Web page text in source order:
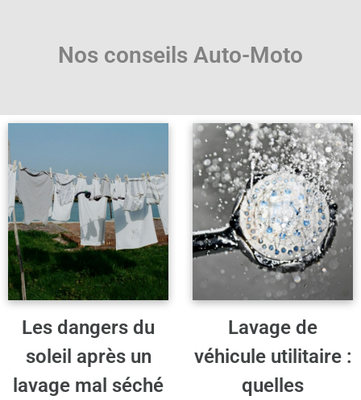
Nos conseils Auto-Moto
Les dangers du
soleil après un
lavage mal séché
Lavage de
véhicule utilitaire :
quelles